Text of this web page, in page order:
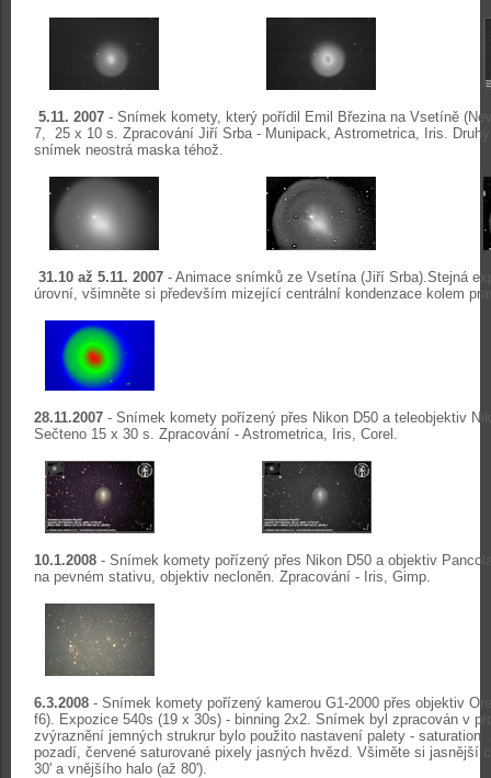
5.11. 2007 - Snímek komety, který pořídil Emil Březina na Vsetíně
7, 25 x 10 s. Zpracování Jiří Srba - Munipack, Astrometrica, Iris.
snímek neostrá maska téhož.
31.10 až 5.11. 2007 - Animace snímků ze Vsetína (Jiří Srba).Stejná
úrovní, všimněte si především mizející centrální kondenzace kolem
28.11.2007 - Snímek komety pořízený přes Nikon D50 a teleobjektiv
Sečteno 15 x 30 s. Zpracování - Astrometrica, Iris, Corel.
10.1.2008 - Snímek komety pořízený přes Nikon D50 a objektiv
na pevném stativu, objektiv necloněn. Zpracování - Iris, Gimp.
6.3.2008 - Snímek komety pořízený kamerou G1-2000 přes objektiv
f6). Expozice 540s (19 x 30s) - binning 2x2. Snímek byl zpracován v
zvýraznění jemných strukrur bylo použito nastavení palety -
pozadí, červené saturované pixely jasných hvězd. Všiměte si jasnější
30' a vnějšího halo (až 80').